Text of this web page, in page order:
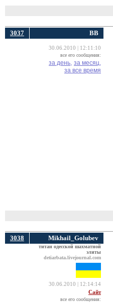
3037 ВВ
30.06.2010 | 12:11:10
все его сообщения:
за день, за месяц,
за все время
3038 Mikhail_Golubev
титан одесской шахматной
элиты
detiarbata.livejournal.com
30.06.2010 | 12:14:14
Сайт
все его сообщения: